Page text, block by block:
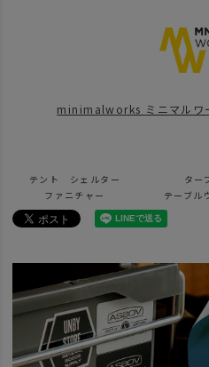
MINIMAL WORKS - ミニマ
そのキャンプグッズ、UNBY
news 心斎橋パルコにてPOPUP開催
news UNBY SANDA CAMP MEETING
news ミニマルワークス初のオーナ
minimalworks ミニマルワ
テント シェルター ター
ファニチャー
テーブル